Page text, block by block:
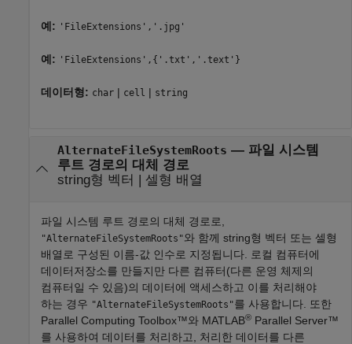
예: 'FileExtensions','.jpg'
예: 'FileExtensions',{'.txt','.text'}
데이터형: char | cell | string
AlternateFileSystemRoots — 파일 시스템
루트 경로의 대체 경로
string형 벡터 | 셀형 배열
파일 시스템 루트 경로의 대체 경로로,
"AlternateFileSystemRoots"와 함께 string형 벡터 또는 셀형
배열로 구성된 이름-값 인수로 지정됩니다. 로컬 컴퓨터에
데이터저장소를 만들지만 다른 컴퓨터(다른 운영 체제의
컴퓨터일 수 있음)의 데이터에 액세스하고 이를 처리해야
하는 경우 "AlternateFileSystemRoots"를 사용합니다. 또한
Parallel Computing Toolbox™와 MATLAB® Parallel Server™
를 사용하여 데이터를 처리하고, 처리한 데이터를 다른